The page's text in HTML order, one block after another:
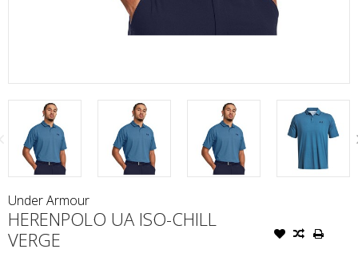
Under Armour
HERENPOLO UA ISO-CHILL
VERGE